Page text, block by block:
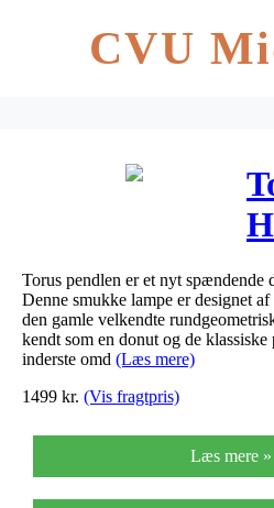
CVU
Torus pendlen er et nyt spændende
Denne smukke lampe er designet
den gamle velkendte
kendt som en donut og de
inderste omd (Læs mere)
1499 kr. (Vis fragtpris)
Læs mere »